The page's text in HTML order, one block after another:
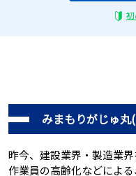
みまもりがじゅ丸
昨今、建設業界・製造業
作業員の高齢化などによ